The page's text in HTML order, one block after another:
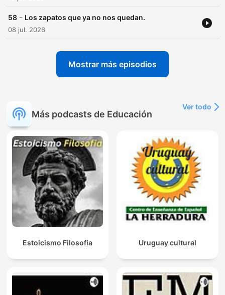
58 - Los zapatos que ya no nos quedan.
08 jul. 2026
Mostrar más episodios
Más podcasts de Educación
Ver todo
Estoicismo Filosofia Uruguay cultural